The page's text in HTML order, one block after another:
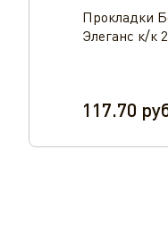
Прокладки
Элеганс к/к
117.70